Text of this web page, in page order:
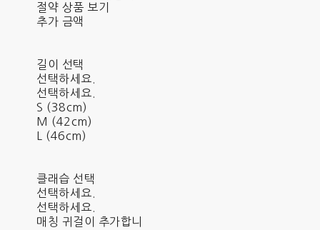
절약 상품 보기
추가 금액
길이 선택
선택하세요.
선택하세요.
S (38cm)
M (42cm)
L (46cm)
클래습 선택
선택하세요.
선택하세요.
매칭 귀걸이 추가합니